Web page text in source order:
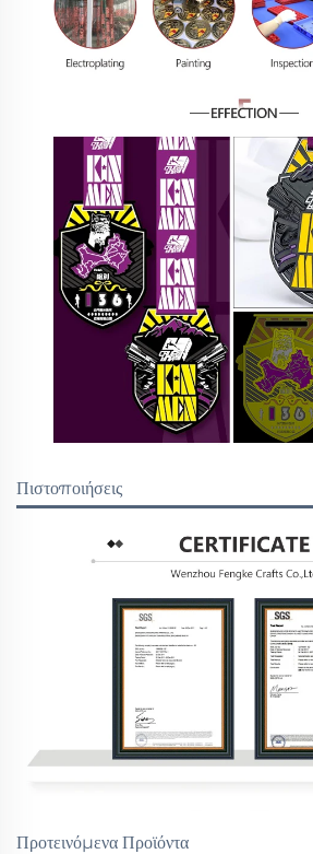
Πιστοποιήσεις
Προτεινόμενα Προϊόντα